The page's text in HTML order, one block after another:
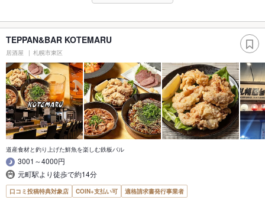
TEPPAN&BAR KOTEMARU
居酒屋 札幌市東区
道産食材と釣り上げた鮮魚を楽しむ鉄板バル
3001～4000円
元町駅より徒歩で約14分
口コミ投稿特典対象店 COIN+支払い可 適格請求書発行事業者